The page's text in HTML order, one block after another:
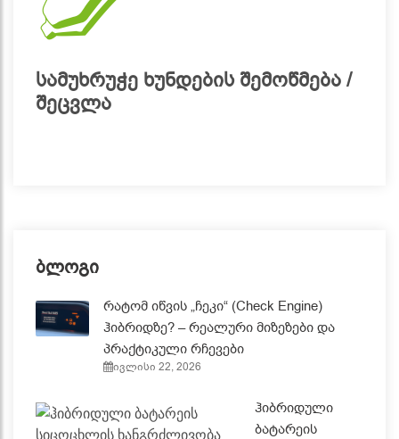
სამუხრუჭე ხუნდების შემოწმება /
შეცვლა
ბლოგი
რატომ იწვის „ჩეკი“ (Check Engine)
ჰიბრიდზე? – რეალური მიზეზები და
პრაქტიკული რჩევები
ივლისი 22, 2026
ჰიბრიდული
ბატარეის